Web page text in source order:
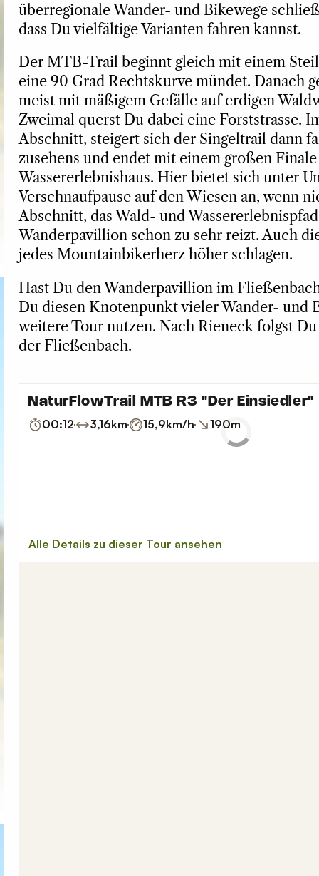
überregionale Wander- und Bikewege
dass Du vielfältige Varianten fahren kannst.
Der MTB-Trail beginnt gleich mit einem
eine 90 Grad Rechtskurve mündet. Danach
meist mit mäßigem Gefälle auf erdigen
Zweimal querst Du dabei eine Forststrasse.
Abschnitt, steigert sich der Singeltrail dann
zusehens und endet mit einem großen Finale
Wassererlebnishaus. Hier bietet sich unter
Verschnaufpause auf den Wiesen an, wenn
Abschnitt, das Wald- und
Wanderpavillion schon zu sehr reizt. Auch
jedes Mountainbikerherz höher schlagen.
Hast Du den Wanderpavillion im
Du diesen Knotenpunkt vieler Wander- und
weitere Tour nutzen. Nach Rieneck folgst Du
der Fließenbach.